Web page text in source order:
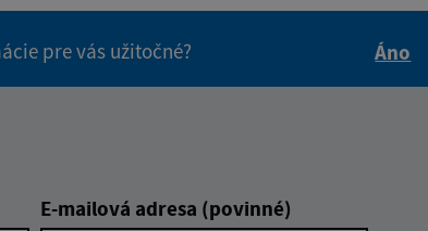
pre vás užitočné?
Áno
E-mailová adresa (povinné)